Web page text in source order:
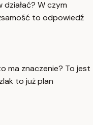
W czym
to odpowiedź
ma znaczenie? To jest
to już plan